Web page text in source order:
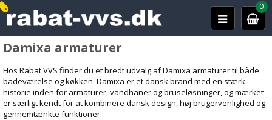
0
Damixa armaturer
Hos Rabat VVS finder du et bredt udvalg af Damixa armaturer til både
badeværelse og køkken. Damixa er et dansk brand med en stærk
historie inden for armaturer, vandhaner og bruseløsninger, og mærket
er særligt kendt for at kombinere dansk design, høj brugervenlighed og
gennemtænkte funktioner.